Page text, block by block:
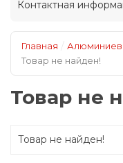
Контактная
Главная
Товар не найден!
Товар не
Товар не найден!